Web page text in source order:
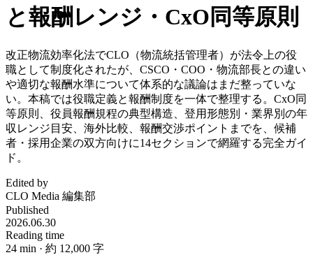
と報酬レンジ・CxO同等原則
改正物流効率化法でCLO（物流統括管理者）が法令上の役
職として制度化されたが、CSCO・COO・物流部長との違い
や適切な報酬水準について体系的な議論はまだ整っていな
い。本稿では役職定義と報酬制度を一体で整理する。CxO同
等原則、役員報酬規程の典型構造、登用形態別・業界別の年
収レンジ目安、海外比較、報酬交渉ポイントまでを、候補
者・採用企業の双方向けに14セクションで網羅する完全ガイ
ド。
Edited by
CLO Media 編集部
Published
2026.06.30
Reading time
24 min · 約 12,000 字